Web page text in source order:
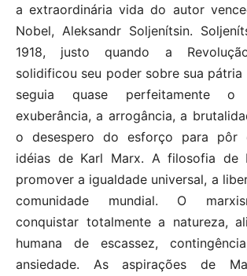
a extraordinária vida do autor
Nobel, Aleksandr Soljenítsin.
1918, justo quando a
solidificou seu poder sobre sua pátria
seguia quase perfeitamente
exuberância, a arrogância, a
o desespero do esforço para pôr
idéias de Karl Marx. A filosofia de
promover a igualdade universal, a
comunidade mundial. O
conquistar totalmente a natureza,
humana de escassez,
ansiedade. As aspirações de